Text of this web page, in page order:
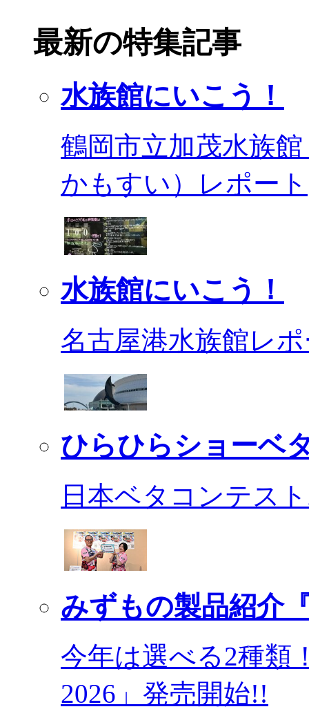
最新の特集記事
水族館にいこう！
鶴岡市立加茂水族
かもすい）レポート
水族館にいこう！
名古屋港水族館レ
ひらひらショーベ
日本ベタコンテス
みずもの製品紹介
今年は選べる2種類
2026」発売開始!!